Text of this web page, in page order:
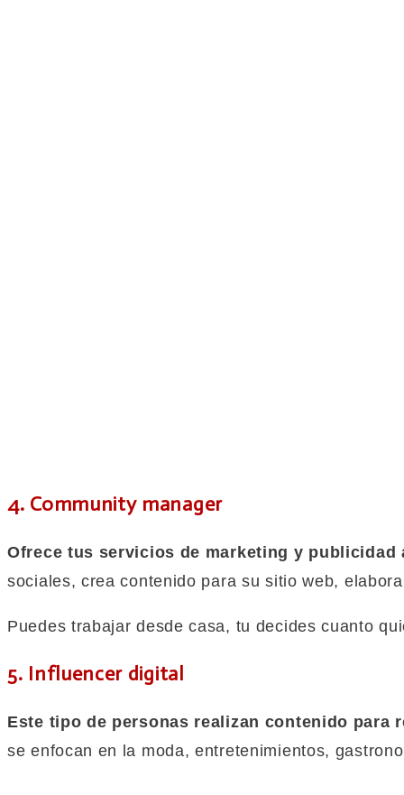
4. Community manager
Ofrece tus servicios de marketing y publicidad
sociales, crea contenido para su sitio web,
Puedes trabajar desde casa, tu decides cuanto
5. Influencer digital
Este tipo de personas realizan contenido
se enfocan en la moda, entretenimientos,